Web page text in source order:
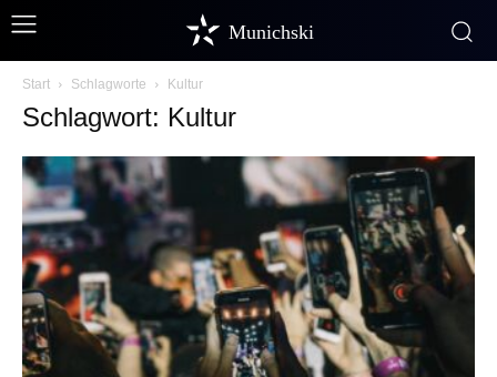
Munichski
Start Schlagworte Kultur
Schlagwort: Kultur